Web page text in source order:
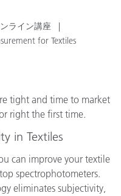
ライン講座
for Textiles
tight and time to market
right the first time.
in Textiles
can improve your textile
spectrophotometers.
eliminates subjectivity,